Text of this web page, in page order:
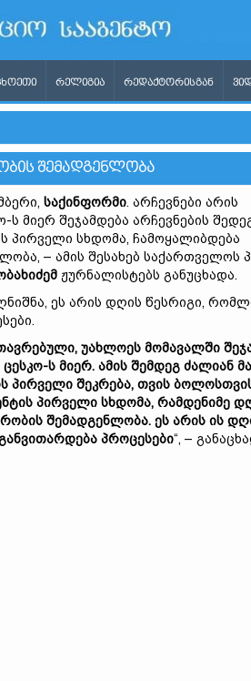
ᲠᲔᲚᲘᲒᲘᲐ ᲠᲔᲓᲐᲥᲢᲝᲠᲘᲡᲒᲐᲜ
ᲨᲔᲛᲐᲓᲒᲔᲜᲚᲝᲑᲐ
საქინფორმი. არჩევნები არის
მიერ შეჯამდება არჩევნების
პირველი სხდომა, ჩამოყალიბდება
– ამის შესახებ საქართველოს
ჟურნალისტებს განუცხადა.
ეს არის დღის წესრიგი,
უახლოეს მომავალში
ცესკო-ს მიერ. ამის შემდეგ ძალიან
პირველი შეკრება, თვის
პირველი სხდომა, რამდენიმე
შემადგენლობა. ეს არის ის
პროცესები“, –